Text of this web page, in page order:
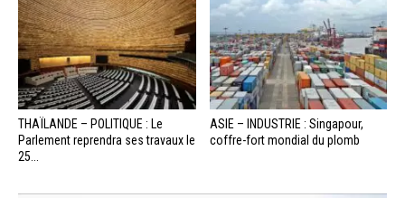
THAÏLANDE – POLITIQUE : Le
Parlement reprendra ses travaux le
25...
ASIE – INDUSTRIE : Singapour,
coffre-fort mondial du plomb